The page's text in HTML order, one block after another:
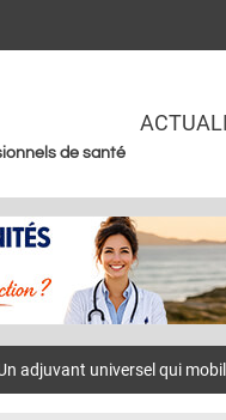
de santé
adjuvant universel qui